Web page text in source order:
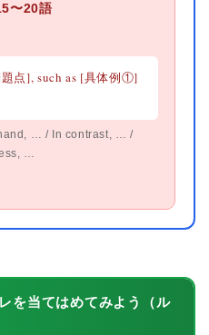
〜20語
点], such as [具体例①]
… / In contrast, … /
…
を当てはめてみよう（ル